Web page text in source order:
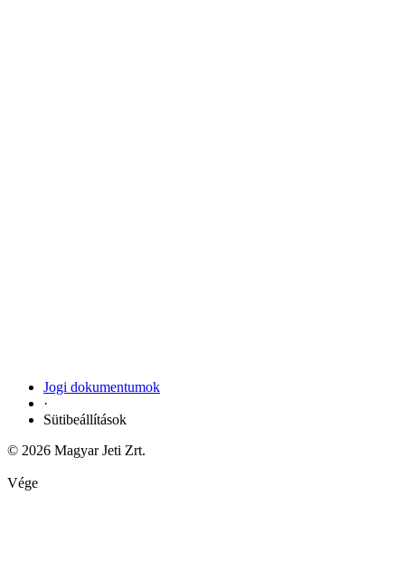
Jogi dokumentumok
·
Sütibeállítások
© 2026 Magyar Jeti Zrt.
Vége